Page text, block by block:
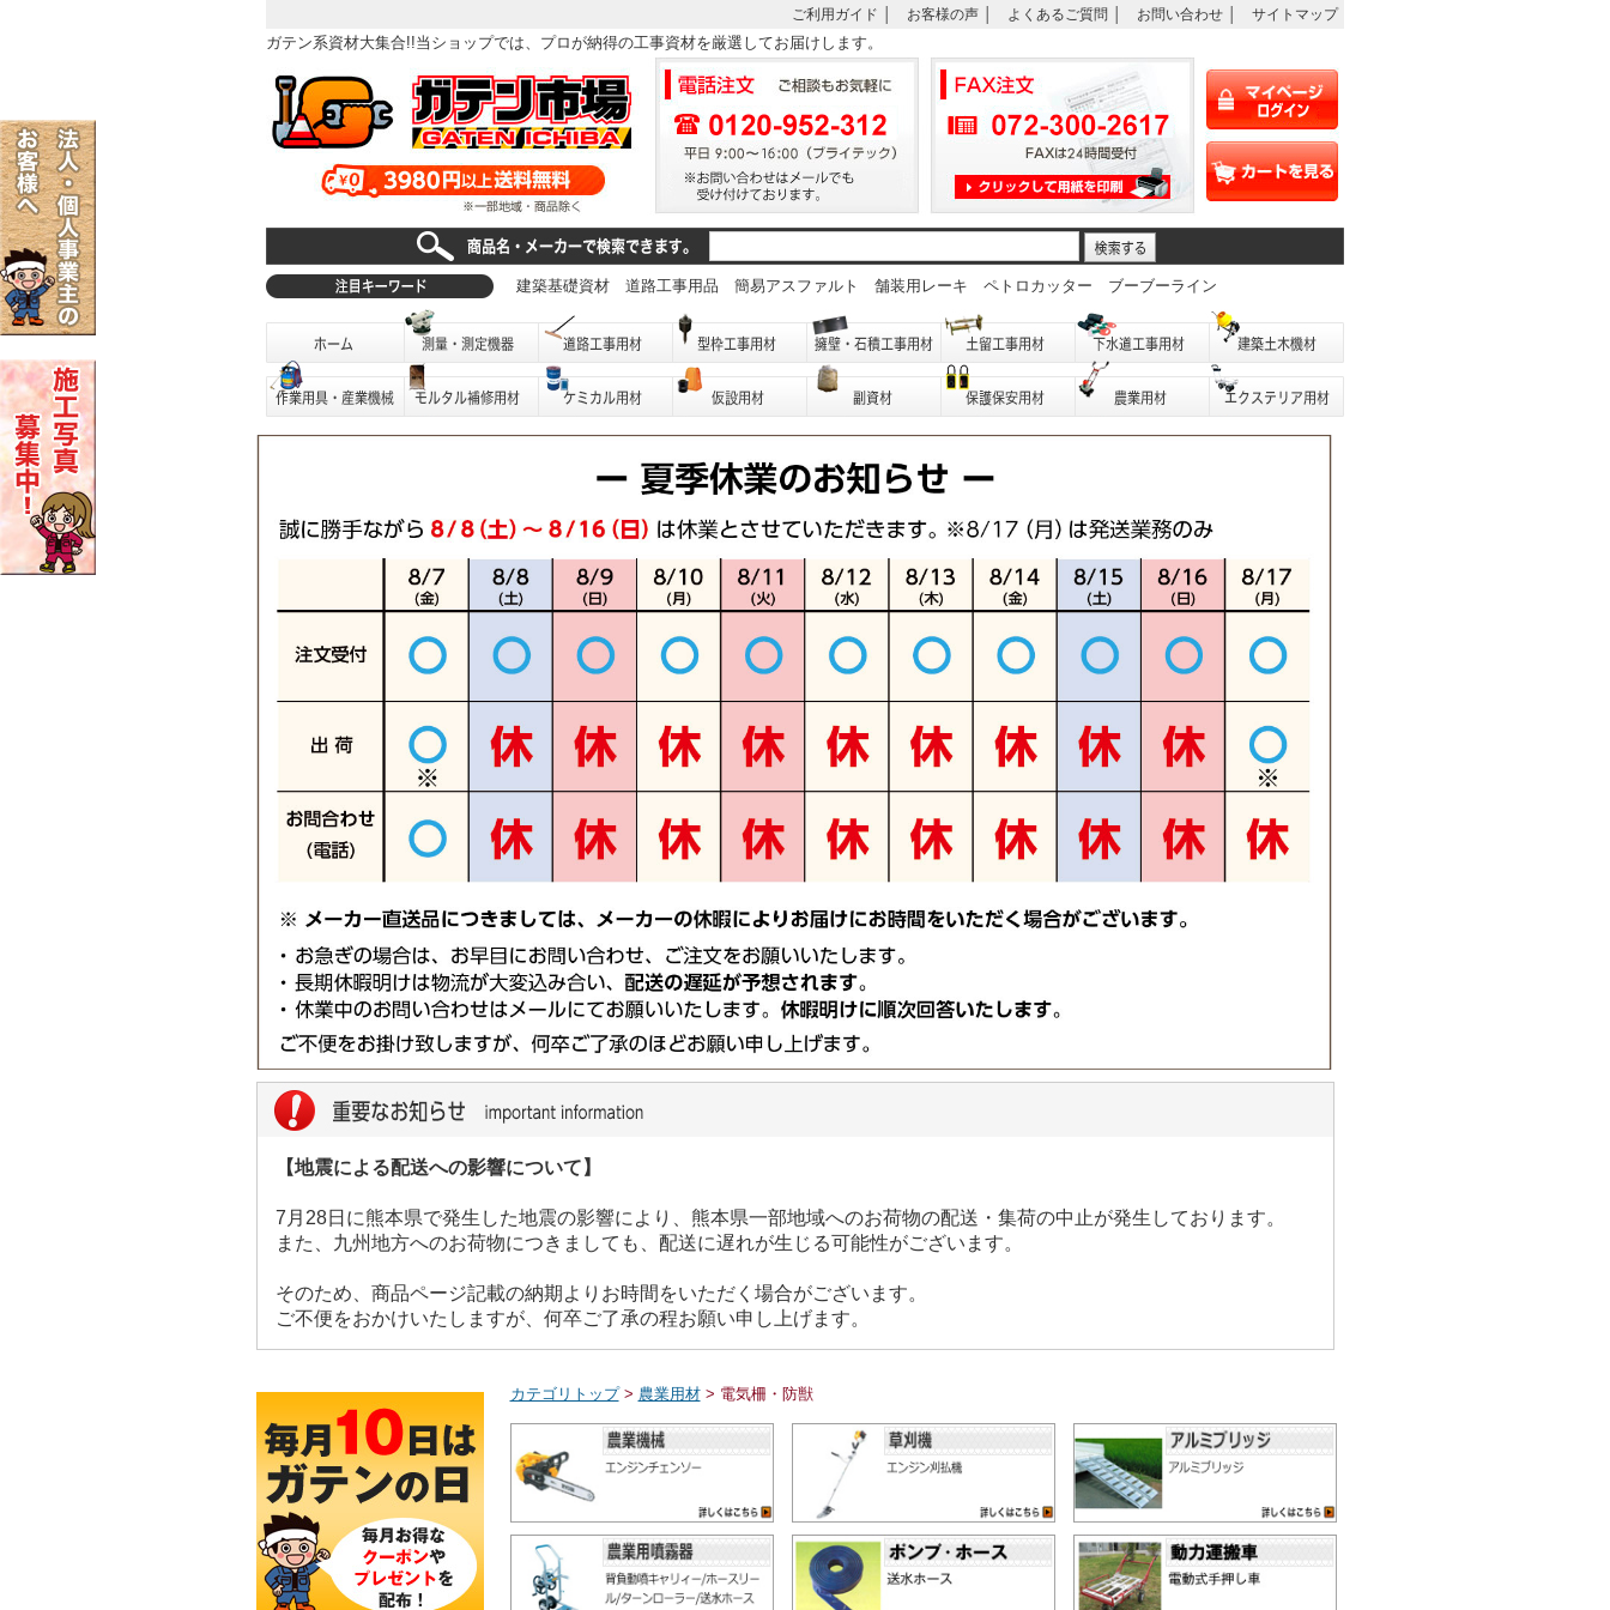
ご利用ガイド お客様の声 よくあるご質問 お問い合わせ サイトマップ
ガテン系資材大集合!!当ショップでは、プロが納得の工事資材を厳選してお届けします。
建築基礎資材 道路工事用品 簡易アスファルト 舗装用レーキ ペトロカッター ブーブーライン
【地震による配送への影響について】
7月28日に熊本県で発生した地震の影響により、熊本県一部地域へのお荷物の配送・集荷の中止が発生しております。
また、九州地方へのお荷物につきましても、配送に遅れが生じる可能性がございます。
そのため、商品ページ記載の納期よりお時間をいただく場合がございます。
ご不便をおかけいたしますが、何卒ご了承の程お願い申し上げます。
カテゴリトップ> 農業用材> 電気柵・防獣